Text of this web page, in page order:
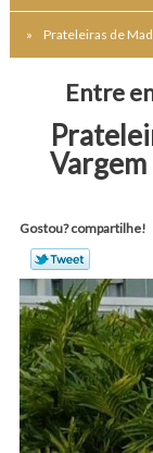
Prateleiras de
Entre
Gostou? compartilhe!